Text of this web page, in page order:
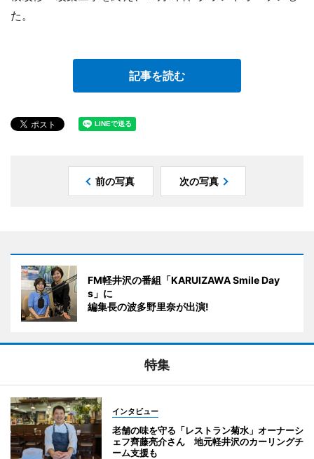
た。
記事を読む
前の写真 次の写真
FM軽井沢の番組「KARUIZAWA Smile Day
s」に
編集長の波多野里奈が出演!
特集
インタビュー
老舗の味を守る「レストラン菊水」オーナーシ
ェフ齊藤亮介さん 地元軽井沢のカーリングチ
ーム支援も